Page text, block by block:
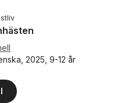
2025, 9-12 år